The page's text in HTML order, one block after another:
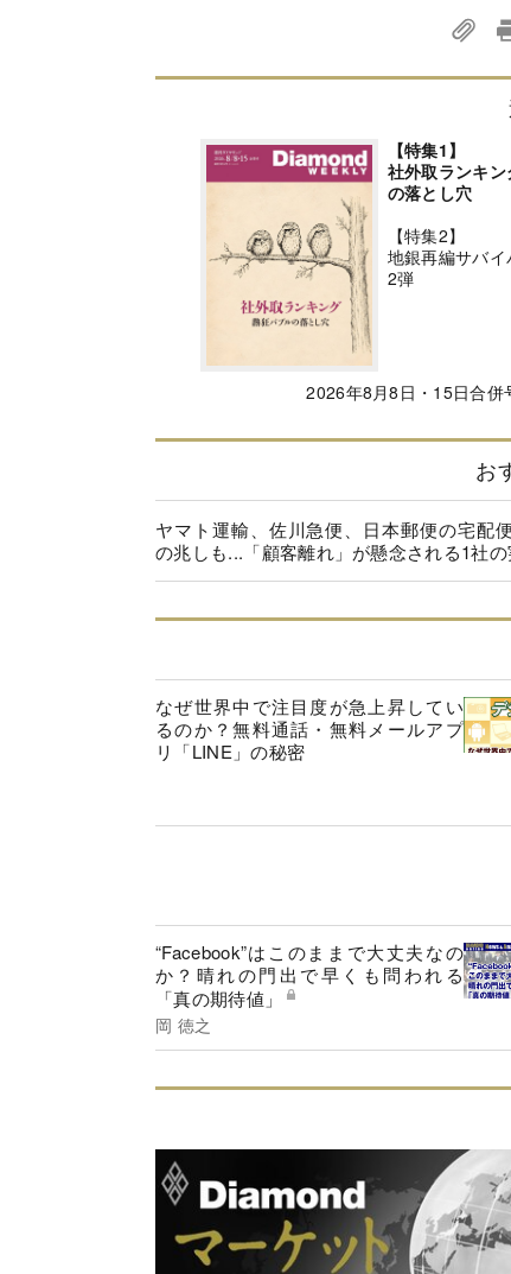
【特集1】
社外取ランキ
の落とし穴
【特集2】
地銀再編サバ
2弾
2026年8月8日・15日合併
お
ヤマト運輸、佐川急便、日本郵便の宅配
の兆しも...「顧客離れ」が懸念される1社の
なぜ世界中で注目度が急上昇してい
るのか？無料通話・無料メールアプ
リ「LINE」の秘密
“Facebook”はこのままで大丈夫なの
か？晴れの門出で早くも問われる
「真の期待値」
岡 徳之